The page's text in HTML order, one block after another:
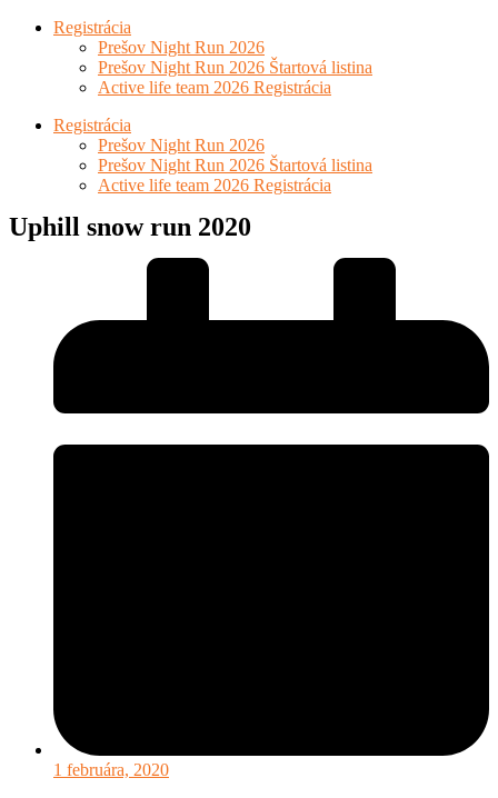
Registrácia
Prešov Night Run 2026
Prešov Night Run 2026 Štartová listina
Active life team 2026 Registrácia
Registrácia
Prešov Night Run 2026
Prešov Night Run 2026 Štartová listina
Active life team 2026 Registrácia
Uphill snow run 2020
1 februára, 2020